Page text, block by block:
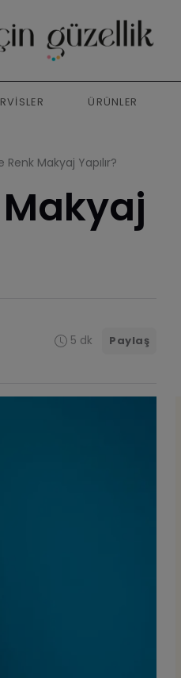
ÜRÜNLER
Renk Makyaj Yapılır?
Makyaj
5 dk Paylaş